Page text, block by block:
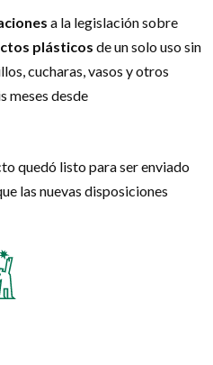
a la legislación sobre
plásticos de un solo uso sin
cucharas, vasos y otros
meses desde
quedó listo para ser enviado
las nuevas disposiciones